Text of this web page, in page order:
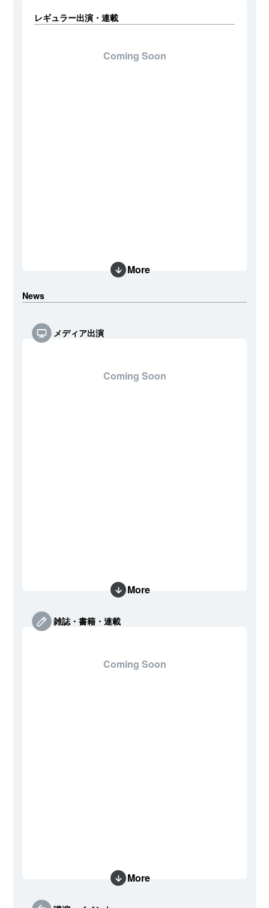
レギュラー出演・連載
Coming Soon
More
News
メディア出演
Coming Soon
More
雑誌・書籍・連載
Coming Soon
More